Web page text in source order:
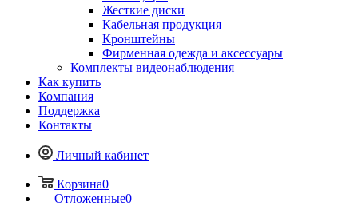
Жесткие диски
Кабельная продукция
Кронштейны
Фирменная одежда и аксессуары
Комплекты видеонаблюдения
Как купить
Компания
Поддержка
Контакты
Личный кабинет
Корзина0
Отложенные0